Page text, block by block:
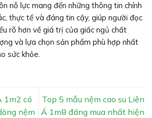
nỗ lực mang đến những thông tin chính
thực tế và đáng tin cậy, giúp người đọc
rõ hơn về giá trị của giấc ngủ chất
và lựa chọn sản phẩm phù hợp nhất
sức khỏe.
1m2 có
nệm
Top 5 mẫu nệm cao su Liên
Á 1m8 đáng mua nhất hiện